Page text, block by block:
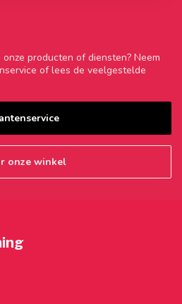
producten of diensten? Neem
of lees de veelgestelde
onze winkel